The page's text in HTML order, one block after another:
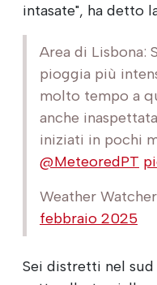
intasate", ha detto
Area di Lisbona:
pioggia più
molto tempo a
anche
iniziati in pochi
@MeteoredPT
Weather
febbraio 2025
Sei distretti nel